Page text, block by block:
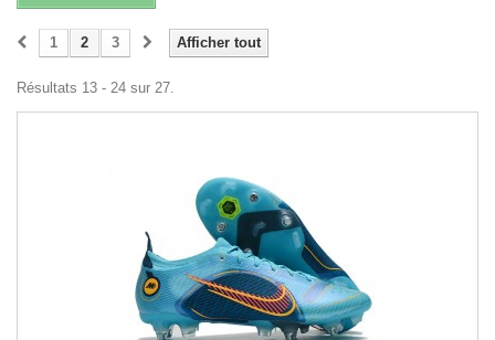
Afficher tout
1 2 3
Résultats 13 - 24 sur 27.